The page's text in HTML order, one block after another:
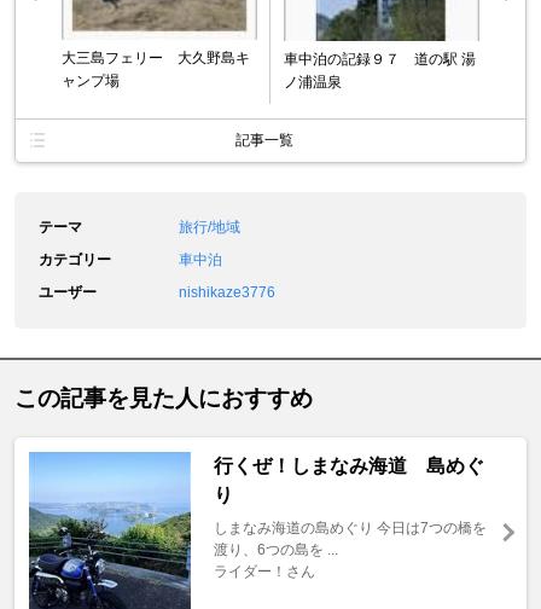
大三島フェリー 大久野島キ
ャンプ場
車中泊の記録９７ 道の駅 湯
ノ浦温泉
記事一覧
テーマ
旅行/地域
カテゴリー
車中泊
ユーザー
nishikaze3776
この記事を見た人におすすめ
行くぜ！しまなみ海道 島めぐ
り
しまなみ海道の島めぐり 今日は7つの橋を
渡り、6つの島を ...
ライダー！さん